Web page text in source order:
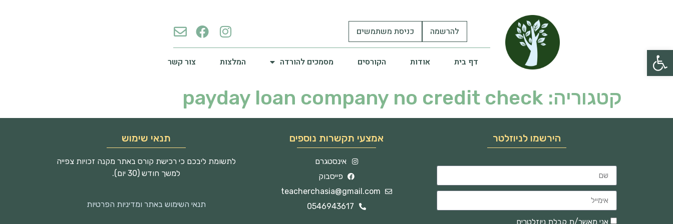
פתח סרגל נגישות
להרשמה כניסת משתמשים
דף בית אודות הקורסים מסמכים להורדה המלצות צור קשר
קטגוריה: payday loan company no credit check
הירשמו לניוזלטר
אני מאשר/ת קבלת ניוזלטרים
אמצעי תקשרות נוספים
אינסטגרם
פייסבוק
teacherchasia@gmail.com
0546943617
תנאי שימוש
לתשומת ליבכם כי רכישת קורס באתר מקנה זכויות צפייה
למשך חודש (30 יום).
תנאי השימוש באתר ומדיניות הפרטיות